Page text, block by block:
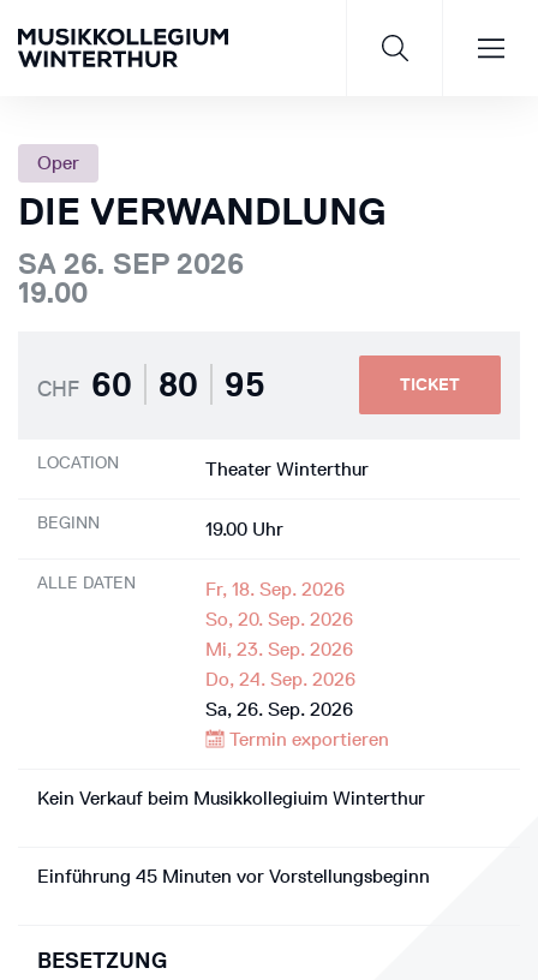
Oper
DIE VERWANDLUNG
SA 26. SEP 2026
19.00
CHF 60 80 95 TICKET
LOCATION Theater Winterthur
BEGINN 19.00 Uhr
ALLE DATEN
Fr, 18. Sep. 2026
So, 20. Sep. 2026
Mi, 23. Sep. 2026
Do, 24. Sep. 2026
Sa, 26. Sep. 2026
Termin exportieren
Kein Verkauf beim Musikkollegiuim Winterthur
Einführung 45 Minuten vor Vorstellungsbeginn
BESETZUNG